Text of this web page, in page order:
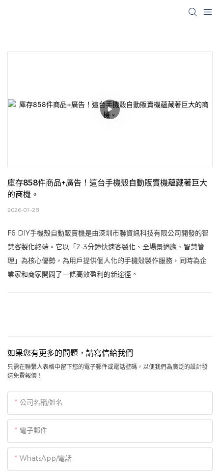
庫存858件商品+廣告！這台手機殼自動販賣機蘊藏著巨大
的商機。
2026-01-28
F6 DIY手機殼自動販賣機是由深圳市聯資訊科技有限公司開發的智
慧客製化終端。它以「2-3分鐘快速客製化、全場景適應、智慧管
理」為核心優勢，為用戶提供個人化的手機殼製作服務，同時為企
業家和商家開闢了一條高效盈利的新途徑。
如果您有更多的問題，請寫信給我們
只需在聯繫人表格中留下您的電子郵件或電話號碼，以便我們為廣泛的設計發
送免費報價！
公司名稱/姓名
電子郵件
WhatsApp/電話